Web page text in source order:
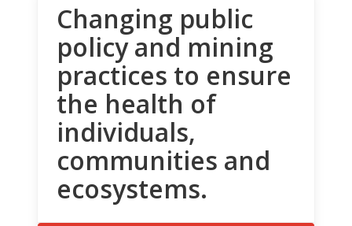
Changing public
policy and mining
practices to ensure
the health of
individuals,
communities and
ecosystems.